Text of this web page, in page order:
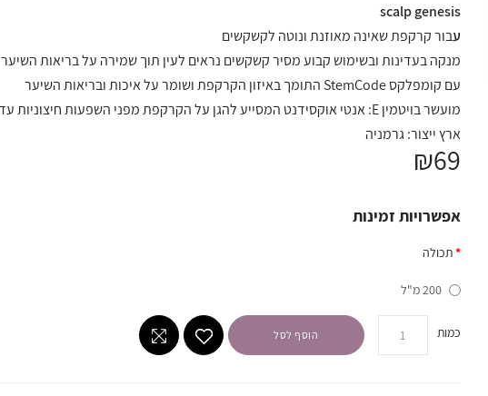
scalp genesis
עבור קרקפת שאינה מאוזנת ונוטה לקשקשים
מנקה בעדינות ובשימוש קבוע מסיר קשקשים נראים לעין תוך שמירה על בריאות השיער
עם קומפלקס StemCode התומך באיזון הקרקפת ושומר על איכות ובריאות השיער
מועשר בויטמין E: אנטי אוקסידנט המסייע להגן על הקרקפת מפני השפעות חיצוניות עד ל- 4 ימים
ארץ ייצור: גרמניה
₪69
אפשרויות זמינות
תכולה
200 מ"ל
כמות הוסף לסל